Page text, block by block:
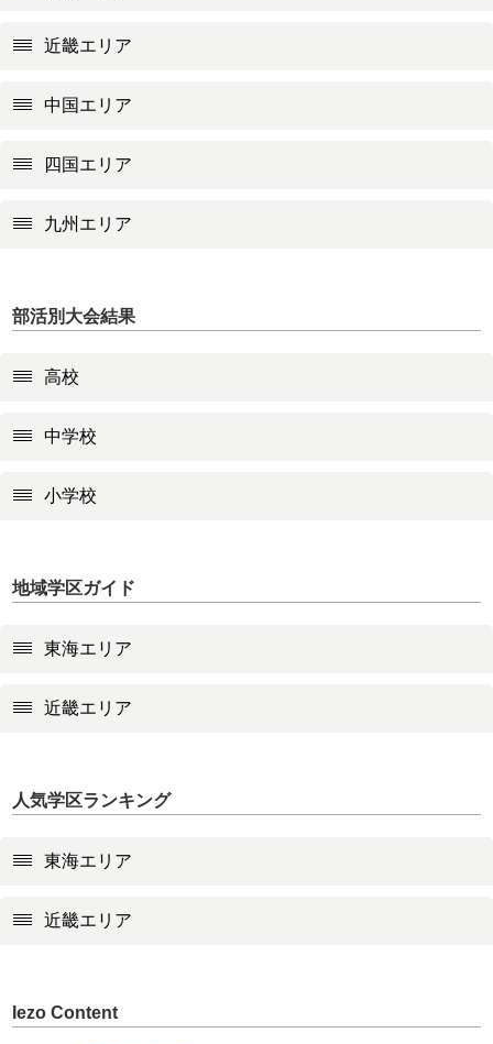
近畿エリア
中国エリア
四国エリア
九州エリア
部活別大会結果
高校
中学校
小学校
地域学区ガイド
東海エリア
近畿エリア
人気学区ランキング
東海エリア
近畿エリア
Iezo Content